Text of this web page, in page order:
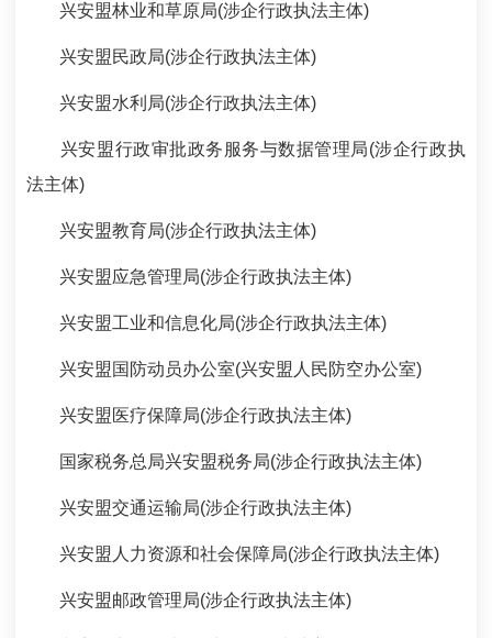
兴安盟林业和草原局(涉企行政执法主体)
兴安盟民政局(涉企行政执法主体)
兴安盟水利局(涉企行政执法主体)
兴安盟行政审批政务服务与数据管理局(涉企行政执
法主体)
兴安盟教育局(涉企行政执法主体)
兴安盟应急管理局(涉企行政执法主体)
兴安盟工业和信息化局(涉企行政执法主体)
兴安盟国防动员办公室(兴安盟人民防空办公室)
兴安盟医疗保障局(涉企行政执法主体)
国家税务总局兴安盟税务局(涉企行政执法主体)
兴安盟交通运输局(涉企行政执法主体)
兴安盟人力资源和社会保障局(涉企行政执法主体)
兴安盟邮政管理局(涉企行政执法主体)